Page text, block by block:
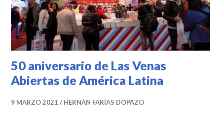
50 aniversario de Las Venas
Abiertas de América Latina
9 MARZO 2021 HERNÁN FARÍAS DOPAZO